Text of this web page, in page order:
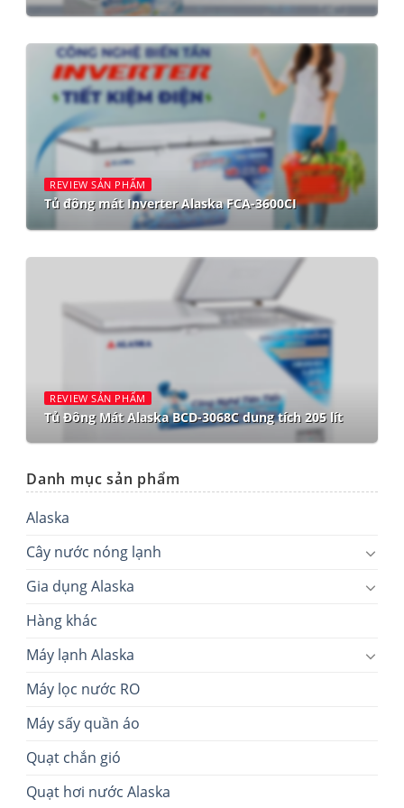
REVIEW SẢN PHẨM
Tủ đông mát Inverter Alaska FCA-3600CI
REVIEW SẢN PHẨM
Tủ Đông Mát Alaska BCD-3068C dung tích 205 lít
Danh mục sản phẩm
Alaska
Cây nước nóng lạnh
Gia dụng Alaska
Hàng khác
Máy lạnh Alaska
Máy lọc nước RO
Máy sấy quần áo
Quạt chắn gió
Quạt hơi nước Alaska